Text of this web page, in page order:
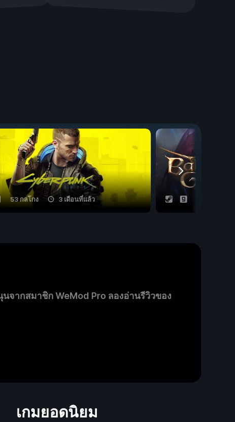
53 กลโกง 3 เดือนที่แล้ว
จากสมาชิก WeMod Pro ลองอ่านรีวิวของ
เกมยอดนิยม